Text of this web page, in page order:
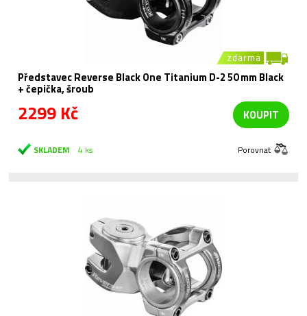
zdarma
Představec Reverse Black One Titanium D-2 50 mm Black
+ čepička, šroub
2299 Kč KOUPIT
SKLADEM 4 ks Porovnat